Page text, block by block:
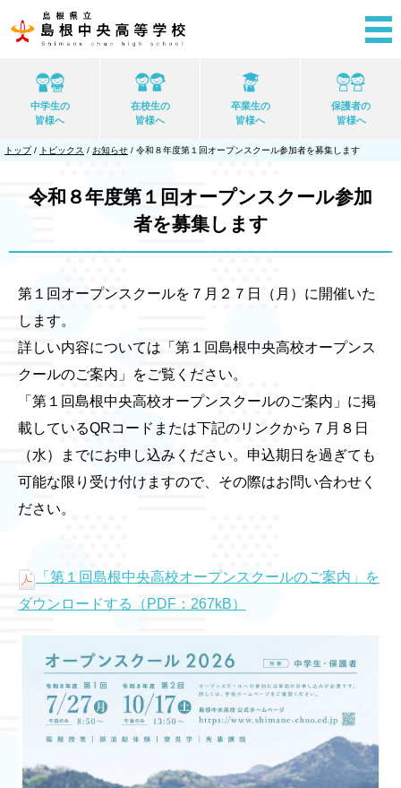
中学生の
皆様へ
在校生の
皆様へ
卒業生の
皆様へ
保護者の
皆様へ
現
トップ/ トピックス / お知らせ / 令和８年度第１回オープンスクール参加者を募集します
令和８年度第１回オープンスクール参加
者を募集します
第１回オープンスクールを７月２７日（月）に開催いた
します。
詳しい内容については「第１回島根中央高校オープンス
クールのご案内」をご覧ください。
「第１回島根中央高校オープンスクールのご案内」に掲
載しているQRコードまたは下記のリンクから７月８日
（水）までにお申し込みください。申込期日を過ぎても
可能な限り受け付けますので、その際はお問い合わせく
ださい。
「第１回島根中央高校オープンスクールのご案内」を
ダウンロードする（PDF：267kB）